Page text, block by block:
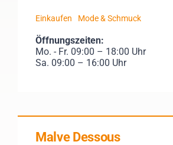
Einkaufen Mode & Schmuck
Öffnungszeiten:
Mo. - Fr. 09:00 – 18:00 Uhr
Sa. 09:00 – 16:00 Uhr
Malve Dessous